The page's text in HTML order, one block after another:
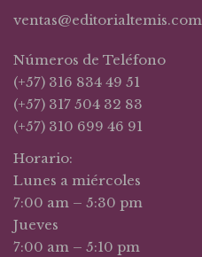
ventas@editorialtemis.com
Números de Teléfono
(+57) 316 834 49 51
(+57) 317 504 32 83
(+57) 310 699 46 91
Horario:
Lunes a miércoles
7:00 am – 5:30 pm
Jueves
7:00 am – 5:10 pm